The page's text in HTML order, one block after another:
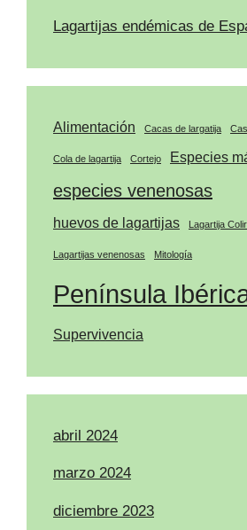
Lagartijas endémicas de
Alimentación Cacas de largatija
Cola de lagartija Cortejo Especies
especies venenosas
huevos de lagartijas Lagartija
Lagartijas venenosas Mitología
Península
Supervivencia
abril 2024
marzo 2024
diciembre 2023